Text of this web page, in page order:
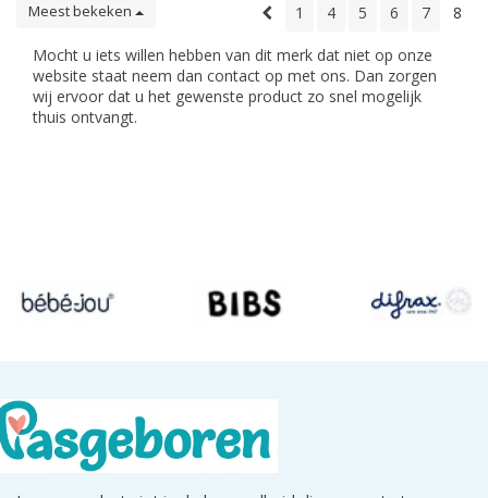
Meest bekeken 1 4 5 6 7 8
Mocht u iets willen hebben van dit merk dat niet op onze
website staat neem dan contact op met ons. Dan zorgen
wij ervoor dat u het gewenste product zo snel mogelijk
thuis ontvangt.